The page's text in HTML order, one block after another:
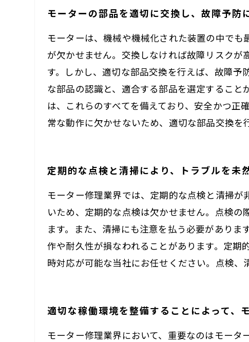
モーターの部品を適切に交換し、故障予防
モーターは、機械や機械化された装置の中で
が欠かせません。交換しなければ故障リスク
す。しかし、適切な部品交換を行えば、故障
な部品の認識と、適合する部品を選定するこ
は、これらのすべてを備えており、安全かつ
常な動作に欠かせないため、適切な部品交換を
定期的な点検と清掃により、トラブルを未
モーター修理業界では、定期的な点検と清掃
いため、定期的な点検は欠かせません。点検
ます。また、清掃にも注意を払う必要があり
作や耐久性が損なわれることがあります。定
時対応が可能な当社にお任せください。点検、
適切な稼働環境を整備することによって、
モーター修理業界において、重要なのはモー